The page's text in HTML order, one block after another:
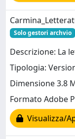
Solo gestori archvio
Descrizione: La
Tipologia:
Dimensione 3.8
Formato Adobe
Visualizza/